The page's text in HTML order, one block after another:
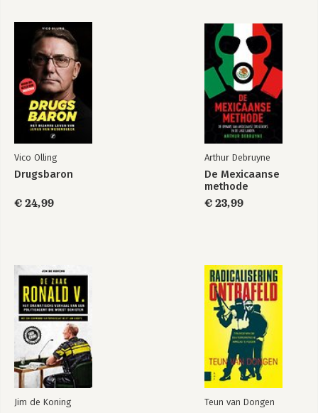
Vico Olling
Drugsbaron
€ 24,99
Arthur Debruyne
De Mexicaanse
methode
€ 23,99
Jim de Koning Teun van Dongen